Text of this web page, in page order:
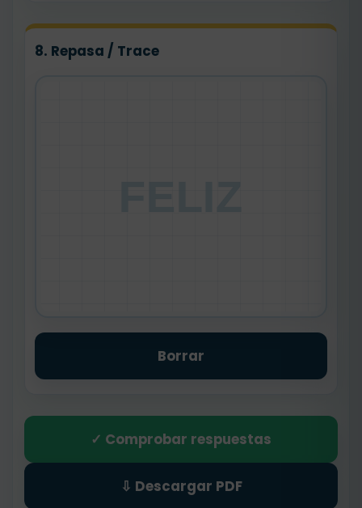
8. Repasa / Trace
Borrar
✓ Comprobar respuestas
⇩ Descargar PDF